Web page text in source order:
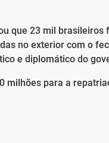
que 23 mil
no exterior com o
e diplomático do
milhões para a